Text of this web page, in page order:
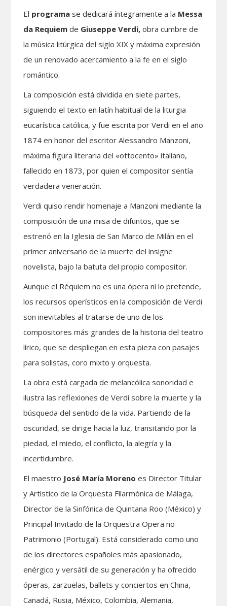
El programa se dedicará íntegramente a la Messa
da Requiem de Giuseppe Verdi,obra cumbre de
la música litúrgica del siglo XIX y máxima expresión
de un renovado acercamiento a la fe en el siglo
romántico.
La composición está dividida en siete partes,
siguiendo el texto en latín habitual de la liturgia
eucarística católica, y fue escrita por Verdi en el año
1874 en honor del escritor Alessandro Manzoni,
máxima figura literaria del «ottocento» italiano,
fallecido en 1873, por quien el compositor sentía
verdadera veneración.
Verdi quiso rendir homenaje a Manzoni mediante la
composición de una misa de difuntos, que se
estrenó en la Iglesia de San Marco de Milán en el
primer aniversario de la muerte del insigne
novelista, bajo la batuta del propio compositor.
Aunque el Réquiem no es una ópera ni lo pretende,
los recursos operísticos en la composición de Verdi
son inevitables al tratarse de uno de los
compositores más grandes de la historia del teatro
lírico, que se despliegan en esta pieza con pasajes
para solistas, coro mixto y orquesta.
La obra está cargada de melancólica sonoridad e
ilustra las reflexiones de Verdi sobre la muerte y la
búsqueda del sentido de la vida. Partiendo de la
oscuridad, se dirige hacia la luz, transitando por la
piedad, el miedo, el conflicto, la alegría y la
incertidumbre.
El maestro José María Moreno es Director Titular
y Artístico de la Orquesta Filarmónica de Málaga,
Director de la Sinfónica de Quintana Roo (México) y
Principal Invitado de la Orquestra Opera no
Patrimonio (Portugal). Está considerado como uno
de los directores españoles más apasionado,
enérgico y versátil de su generación y ha ofrecido
óperas, zarzuelas, ballets y conciertos en China,
Canadá, Rusia, México, Colombia, Alemania,